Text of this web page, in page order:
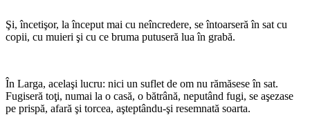
Şi, încetişor, la început mai cu neîncredere, se întoarseră în sat cu
copii, cu muieri şi cu ce bruma putuseră lua în grabă.
În Larga, acelaşi lucru: nici un suflet de om nu rămăsese în sat.
Fugiseră toţi, numai la o casă, o bătrână, neputând fugi, se aşezase
pe prispă, afară şi torcea, aşteptându-şi resemnată soarta.